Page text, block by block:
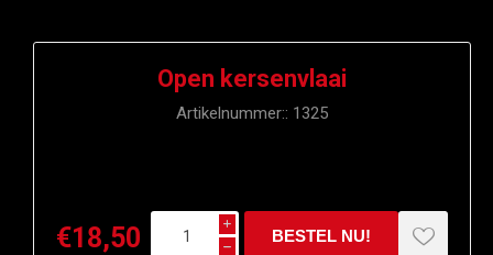
Open kersenvlaai
Artikelnummer:: 1325
€18,50 i
h